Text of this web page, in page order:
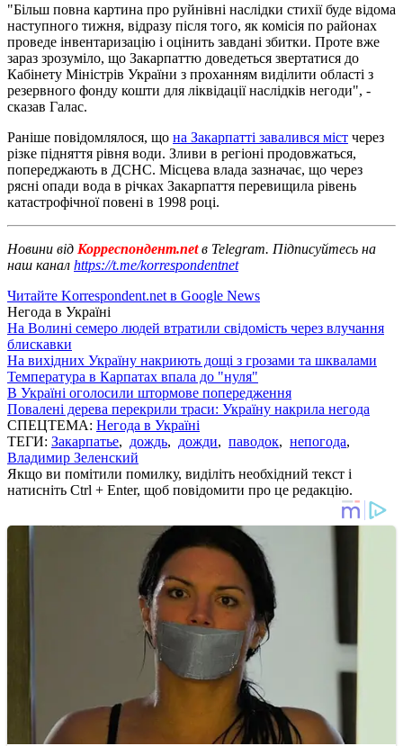
"Більш повна картина про руйнівні наслідки стихії буде відома
наступного тижня, відразу після того, як комісія по районах
проведе інвентаризацію і оцінить завдані збитки. Проте вже
зараз зрозуміло, що Закарпаттю доведеться звертатися до
Кабінету Міністрів України з проханням виділити області з
резервного фонду кошти для ліквідації наслідків негоди", -
сказав Галас.
Раніше повідомлялося, що на Закарпатті завалився міст через
різке підняття рівня води. Зливи в регіоні продовжаться,
попереджають в ДСНС. Місцева влада зазначає, що через
рясні опади вода в річках Закарпаття перевищила рівень
катастрофічної повені в 1998 році.
Новини від Корреспондент.netв Telegram. Підписуйтесь на
наш канал https://t.me/korrespondentnet
Читайте Korrespondent.net в Google News
Негода в Україні
На Волині семеро людей втратили свідомість через влучання
блискавки
На вихідних Україну накриють дощі з грозами та шквалами
Температура в Карпатах впала до "нуля"
В Україні оголосили штормове попередження
Повалені дерева перекрили траси: Україну накрила негода
СПЕЦТЕМА: Негода в Україні
ТЕГИ: Закарпатье, дождь, дожди, паводок, непогода,
Владимир Зеленский
Якщо ви помітили помилку, виділіть необхідний текст і
натисніть Ctrl + Enter, щоб повідомити про це редакцію.